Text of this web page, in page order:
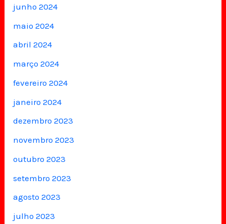
junho 2024
maio 2024
abril 2024
março 2024
fevereiro 2024
janeiro 2024
dezembro 2023
novembro 2023
outubro 2023
setembro 2023
agosto 2023
julho 2023